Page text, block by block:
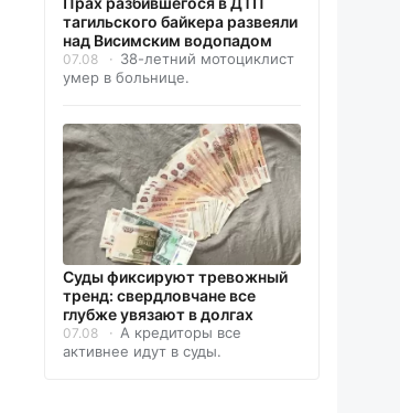
тагильского байкера развеяли
над Висимским водопадом
07.08
38-летний мотоциклист
умер в больнице.
Суды фиксируют тревожный
тренд: свердловчане все
глубже увязают в долгах
07.08
А кредиторы все
активнее идут в суды.